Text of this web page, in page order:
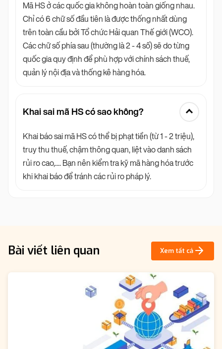
Mã HS ở các quốc gia không hoàn toàn giống nhau.
Chỉ có 6 chữ số đầu tiên là được thống nhất dùng
trên toàn cầu bởi Tổ chức Hải quan Thế giới (WCO).
Các chữ số phía sau (thường là 2 - 4 số) sẽ do từng
quốc gia quy định để phù hợp với chính sách thuế,
quản lý nội địa và thống kê hàng hóa.
Khai sai mã HS có sao không?
Khai báo sai mã HS có thể bị phạt tiền (từ 1 - 2 triệu),
truy thu thuế, chậm thông quan, liệt vào danh sách
rủi ro cao,.... Bạn nên kiểm tra kỹ mã hàng hóa trước
khi khai báo để tránh các rủi ro pháp lý.
Bài viết liên quan Xem tất cả